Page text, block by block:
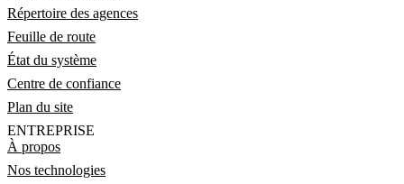
Répertoire des agences
Feuille de route
État du système
Centre de confiance
Plan du site
ENTREPRISE
À propos
Nos technologies